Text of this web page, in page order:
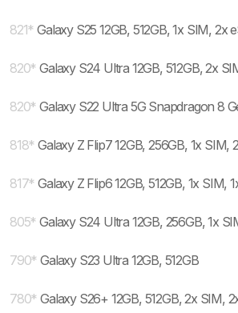
821* Galaxy S25 12GB, 512GB, 1x SIM, 2x
820* Galaxy S24 Ultra 12GB, 512GB, 2x
820* Galaxy S22 Ultra 5G Snapdragon 8
818* Galaxy Z Flip7 12GB, 256GB, 1x SIM,
817* Galaxy Z Flip6 12GB, 512GB, 1x SIM,
805* Galaxy S24 Ultra 12GB, 256GB, 1x
790* Galaxy S23 Ultra 12GB, 512GB
780* Galaxy S26+ 12GB, 512GB, 2x SIM,